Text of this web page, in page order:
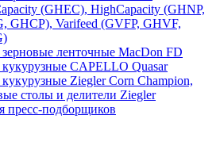
(GHEC), HighCapacity (GHNP,
GHCP), Varifeed (GVFP, GHVF,
ленточные MacDon FD
CAPELLO Quasar
Ziegler Corn Champion,
столы и делители Ziegler
пресс-подборщиков